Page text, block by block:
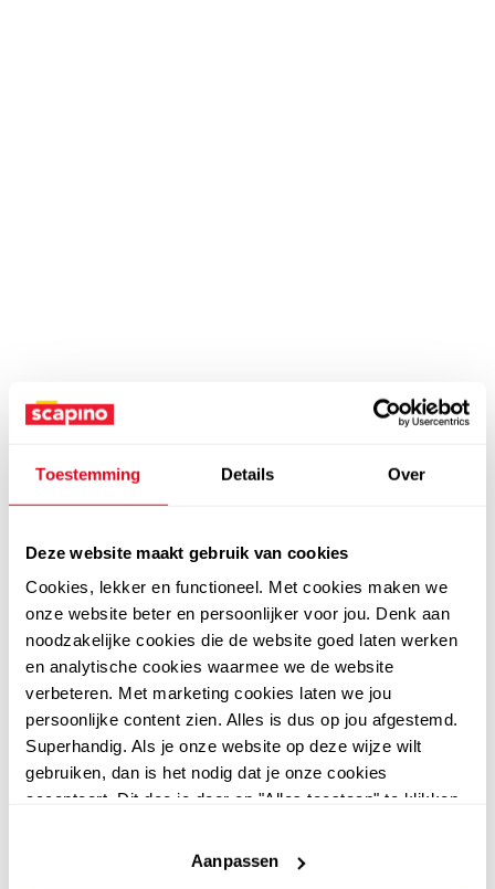
Toestemming Details Over
Deze website maakt gebruik van cookies
Cookies, lekker en functioneel. Met cookies maken we
onze website beter en persoonlijker voor jou. Denk aan
noodzakelijke cookies die de website goed laten werken
en analytische cookies waarmee we de website
verbeteren. Met marketing cookies laten we jou
persoonlijke content zien. Alles is dus op jou afgestemd.
Superhandig. Als je onze website op deze wijze wilt
gebruiken, dan is het nodig dat je onze cookies
accepteert. Dit doe je door op "Alles toestaan" te klikken.
website niet optimaal functioneert.
Aanpassen